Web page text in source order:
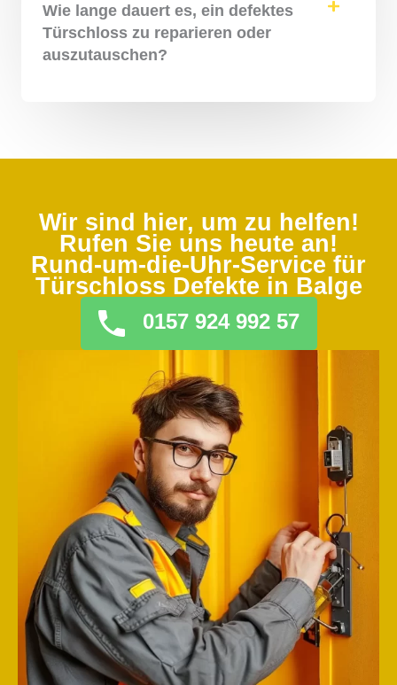
Wie lange dauert es, ein defektes
Türschloss zu reparieren oder
auszutauschen?
Wir sind hier, um zu helfen!
Rufen Sie uns heute an!
Rund-um-die-Uhr-Service für
Türschloss Defekte in Balge
0157 924 992 57